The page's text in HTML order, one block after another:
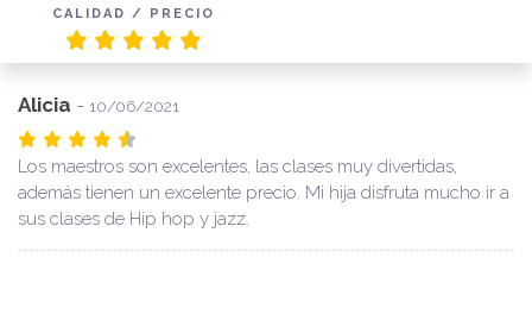
CALIDAD / PRECIO
Alicia - 10/06/2021
Los maestros son excelentes, las clases muy divertidas,
además tienen un excelente precio. Mi hija disfruta mucho ir a
sus clases de Hip hop y jazz.